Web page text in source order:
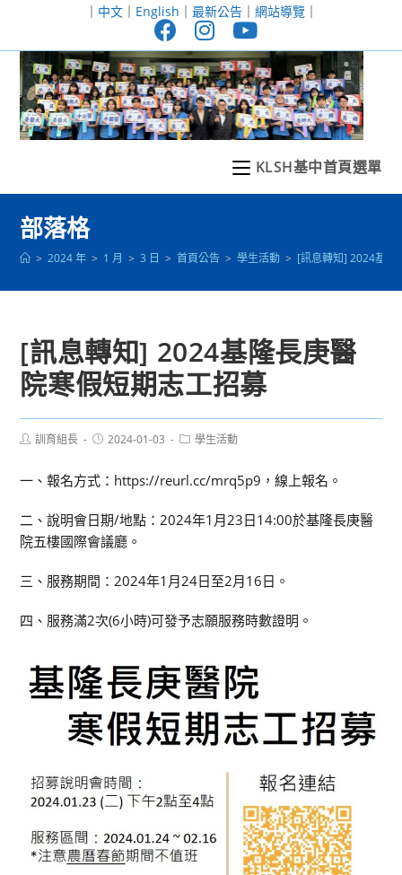
至
｜ 中文｜ English ｜ 最新公告｜ 網站導覽｜
KLSH基中首頁選單
部落格
> 2024 年 > 1 月 > 3 日 > 首頁公告 > 學生活動 > [訊息轉知] 2024基隆
[訊息轉知] 2024基隆長庚醫
院寒假短期志工招募
Post訓育組長
Post2024-01-03
Post學生活動
一、報名方式：https://reurl.cc/mrq5p9，線上報名。
二、說明會日期/地點：2024年1月23日14:00於基隆長庚醫
院五樓國際會議廳。
三、服務期間：2024年1月24日至2月16日。
四、服務滿2次(6小時)可發予志願服務時數證明。